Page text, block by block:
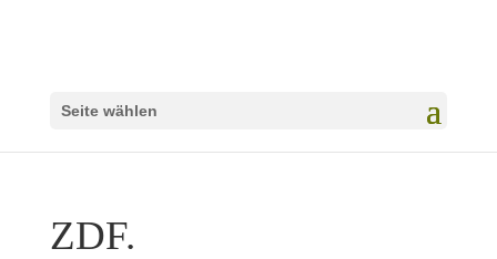
Seite wählen
ZDF.